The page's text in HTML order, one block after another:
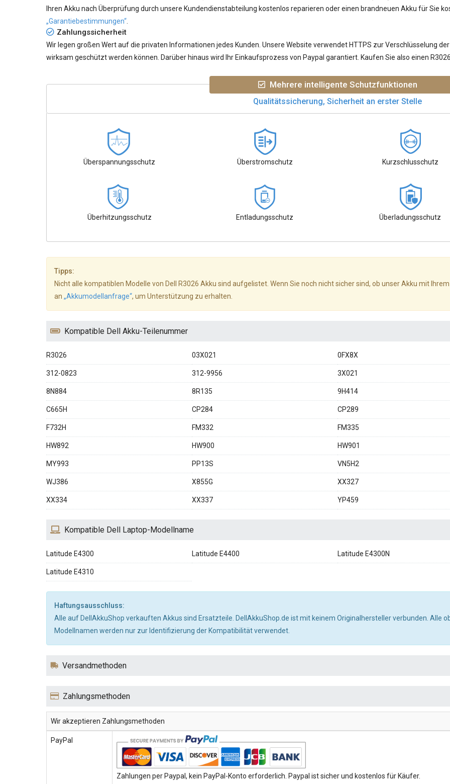
Ihren Akku nach Überprüfung durch unsere Kundendienstabteilung kostenlos reparieren oder einen brandneuen Akku für Sie
„Garantiebestimmungen“
Zahlungssicherheit
Wir legen großen Wert auf die privaten Informationen jedes Kunden. Unsere Website verwendet HTTPS zur Verschlüsselung
wirksam geschützt werden können. Darüber hinaus wird Ihr Einkaufsprozess von Paypal garantiert. Kaufen Sie also einen
Mehrere intelligente Schutzfunktionen
Qualitätssicherung, Sicherheit an erster Stelle
Überspannungsschutz Überstromschutz Kurzschlusschutz
Überhitzungsschutz Entladungsschutz Überladungsschutz
Tipps:
Nicht alle kompatiblen Modelle von Dell R3026 Akku sind aufgelistet. Wenn Sie noch nicht sicher sind, ob unser Akku mit
an „Akkumodellanfrage“, um Unterstützung zu erhalten.
Kompatible Dell Akku-Teilenummer
R3026 03X021 0FX8X
312-0823 312-9956 3X021
8N884 8R135 9H414
C665H CP284 CP289
F732H FM332 FM335
HW892 HW900 HW901
MY993 PP13S VN5H2
WJ386 X855G XX327
XX334 XX337 YP459
Kompatible Dell Laptop-Modellname
Latitude E4300 Latitude E4400 Latitude E4300N
Latitude E4310
Haftungsausschluss:
Alle auf DellAkkuShop verkauften Akkus sind Ersatzteile. DellAkkuShop.de ist mit keinem Originalhersteller verbunden. Alle
Modellnamen werden nur zur Identifizierung der Kompatibilität verwendet.
Versandmethoden
Zahlungsmethoden
Wir akzeptieren Zahlungsmethoden
PayPal
Zahlungen per Paypal, kein PayPal-Konto erforderlich. Paypal ist sicher und kostenlos für Käufer.